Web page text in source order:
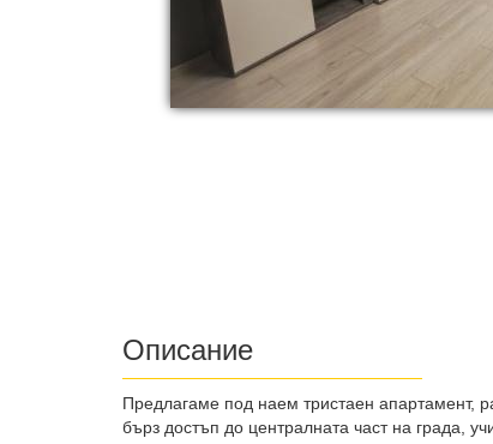
Описание
Предлагаме под наем тристаен апартамент,
бърз достъп до централната част на града,